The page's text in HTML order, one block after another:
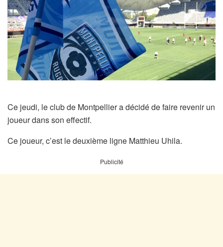
Ce jeudi, le club de Montpellier a décidé de faire revenir un
joueur dans son effectif.
Ce joueur, c’est le deuxième ligne Matthieu Uhila.
Publicité